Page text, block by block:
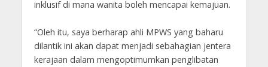
inklusif di mana wanita boleh mencapai kemajuan.
“Oleh itu, saya berharap ahli MPWS yang baharu
dilantik ini akan dapat menjadi sebahagian jentera
kerajaan dalam mengoptimumkan penglibatan